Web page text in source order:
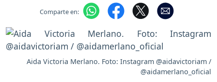
Comparte en:
Aida Victoria Merlano. Foto: Instagram @aidavictoriam /
@aidamerlano_oficial